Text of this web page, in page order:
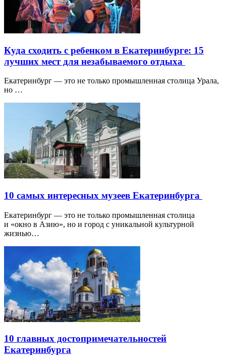
Куда сходить с ребенком в Екатеринбурге: 15
лучших мест для незабываемого отдыха
Екатеринбург — это не только промышленная столица Урала,
но …
10 самых интересных музеев Екатеринбурга
Екатеринбург — это не только промышленная столица
и «окно в Азию», но и город с уникальной культурной
жизнью…
10 главных достопримечательностей
Екатеринбурга